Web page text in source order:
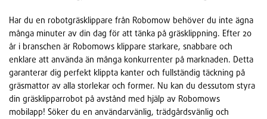
Har du en robotgräsklippare från Robomow behöver du inte ägna
många minuter av din dag för att tänka på gräsklippning. Efter 20
år i branschen är Robomows klippare starkare, snabbare och
enklare att använda än många konkurrenter på marknaden. Detta
garanterar dig perfekt klippta kanter och fullständig täckning på
gräsmattor av alla storlekar och former. Nu kan du dessutom styra
din gräsklipparrobot på avstånd med hjälp av Robomows
mobilapp! Söker du en användarvänlig, trädgårdsvänlig och